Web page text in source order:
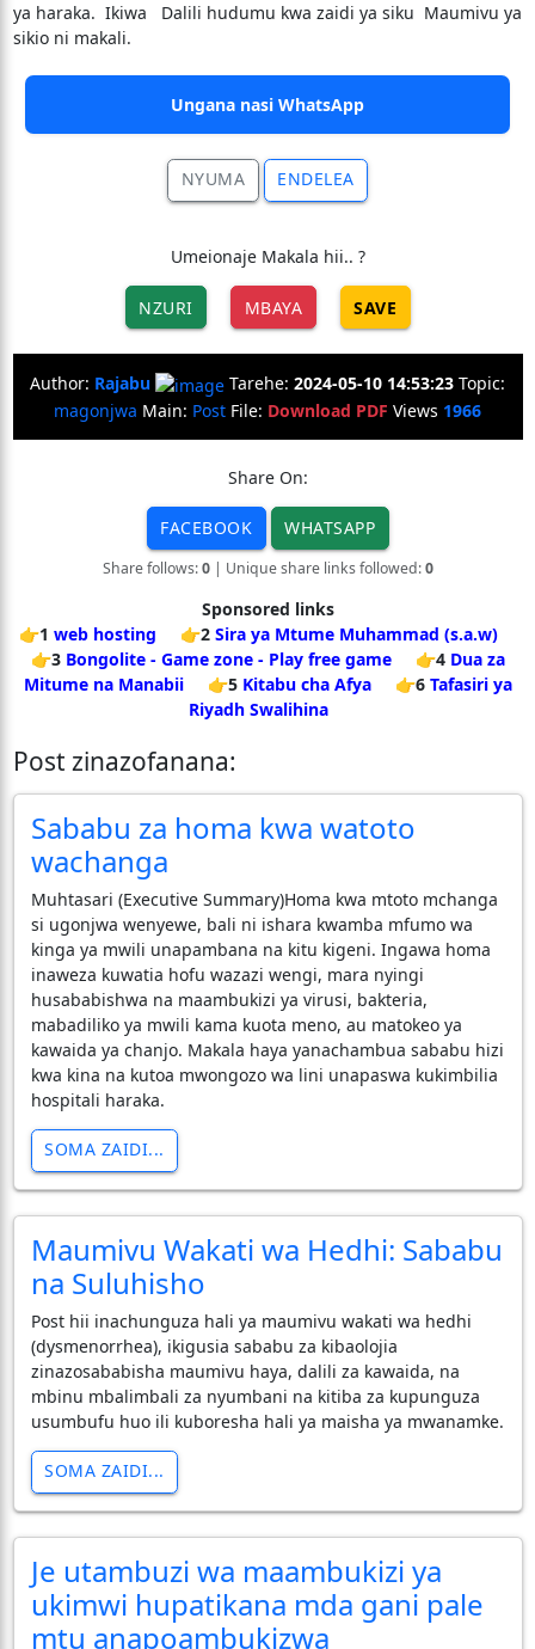
ya haraka. Ikiwa Dalili hudumu kwa zaidi ya siku Maumivu ya
sikio ni makali.
Ungana nasi WhatsApp
NYUMA ENDELEA
Umeionaje Makala hii.. ?
NZURI MBAYA SAVE
Author: Rajabu Tarehe: 2024-05-10 14:53:23 Topic:
magonjwa Main: Post File: Download PDF Views 1966
Share On:
FACEBOOK WHATSAPP
Share follows:0| Unique share links followed:0
Sponsored links
👉1 web hosting 👉2 Sira ya Mtume Muhammad (s.a.w)
👉3 Bongolite - Game zone - Play free game 👉4 Dua za
Mitume na Manabii
👉5 Kitabu cha Afya 👉6 Tafasiri ya
Riyadh Swalihina
Post zinazofanana:
Sababu za homa kwa watoto
wachanga
Muhtasari (Executive Summary) ​Homa kwa mtoto mchanga
si ugonjwa wenyewe, bali ni ishara kwamba mfumo wa
kinga ya mwili unapambana na kitu kigeni. Ingawa homa
inaweza kuwatia hofu wazazi wengi, mara nyingi
husababishwa na maambukizi ya virusi, bakteria,
mabadiliko ya mwili kama kuota meno, au matokeo ya
kawaida ya chanjo. Makala haya yanachambua sababu hizi
kwa kina na kutoa mwongozo wa lini unapaswa kukimbilia
hospitali haraka.
SOMA ZAIDI...
Maumivu Wakati wa Hedhi: Sababu
na Suluhisho
Post hii inachunguza hali ya maumivu wakati wa hedhi
(dysmenorrhea), ikigusia sababu za kibaolojia
zinazosababisha maumivu haya, dalili za kawaida, na
mbinu mbalimbali za nyumbani na kitiba za kupunguza
usumbufu huo ili kuboresha hali ya maisha ya mwanamke.
SOMA ZAIDI...
Je utambuzi wa maambukizi ya
ukimwi hupatikana mda gani pale
mtu anapoambukizwa